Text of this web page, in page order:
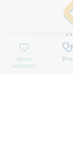
Nous
soutenir
Pro